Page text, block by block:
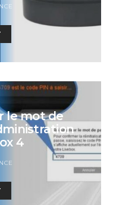
le mot de
4